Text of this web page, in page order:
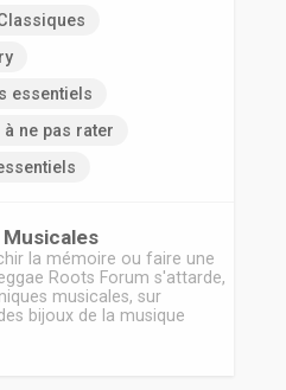
essentiels
à ne pas rater
la mémoire ou faire une
Roots Forum s'attarde,
musicales, sur
bijoux de la musique